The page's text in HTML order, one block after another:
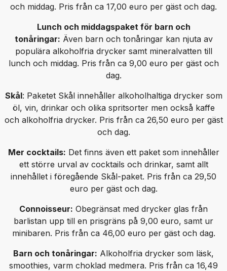
och middag. Pris från ca 17,00 euro per gäst och dag.
Lunch och middagspaket för barn och
tonåringar: Även barn och tonåringar kan njuta av
populära alkoholfria drycker samt mineralvatten till
lunch och middag. Pris från ca 9,00 euro per gäst och
dag.
Skål: Paketet Skål innehåller alkoholhaltiga drycker som
öl, vin, drinkar och olika spritsorter men också kaffe
och alkoholfria drycker. Pris från ca 26,50 euro per gäst
och dag.
Mer cocktails: Det finns även ett paket som innehåller
ett större urval av cocktails och drinkar, samt allt
innehållet i föregående Skål-paket. Pris från ca 29,50
euro per gäst och dag.
Connoisseur: Obegränsat med drycker glas från
barlistan upp till en prisgräns på 9,00 euro, samt ur
minibaren. Pris från ca 46,00 euro per gäst och dag.
Barn och tonåringar: Alkoholfria drycker som läsk,
smoothies, varm choklad medmera. Pris från ca 16,49